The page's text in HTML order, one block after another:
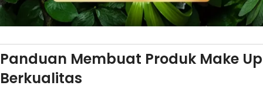
Panduan Membuat Produk Make Up
Berkualitas